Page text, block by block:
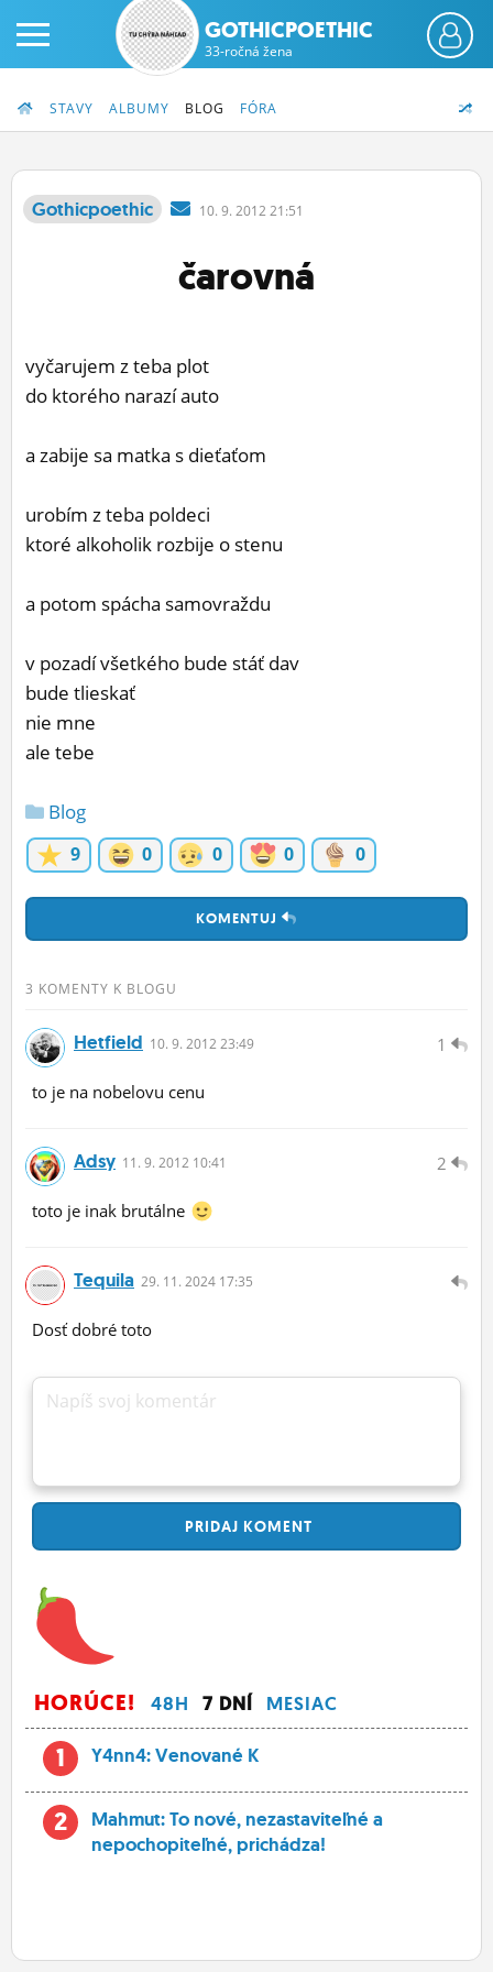
PRIHLÁS SA
STATUSY
ĽUDIA
NASTAVENIA
ROLETA
GOTHICPOETHIC
33-ročná žena
STAVY ALBUMY BLOG FÓRA
Gothicpoethic 10. 9. 2012 21:51
čarovná
vyčarujem z teba plot
do ktorého narazí auto
a zabije sa matka s dieťaťom
urobím z teba poldeci
ktoré alkoholik rozbije o stenu
a potom spácha samovraždu
v pozadí všetkého bude stáť dav
bude tlieskať
nie mne
ale tebe
Blog
9 0 0 0 0
KOMENTUJ
3 KOMENTY K BLOGU
1
Hetfield 10. 9. 2012 23:49
to je na nobelovu cenu
2
Adsy 11. 9. 2012 10:41
toto je inak brutálne
Tequila 29. 11. 2024 17:35
Dosť dobré toto
Napíš svoj komentár
PRIDAJ KOMENT
HORÚCE! 48H 7 DNÍ MESIAC
1 Y4nn4: Venované K
2
Mahmut: To nové, nezastaviteľné a
nepochopiteľné, prichádza!